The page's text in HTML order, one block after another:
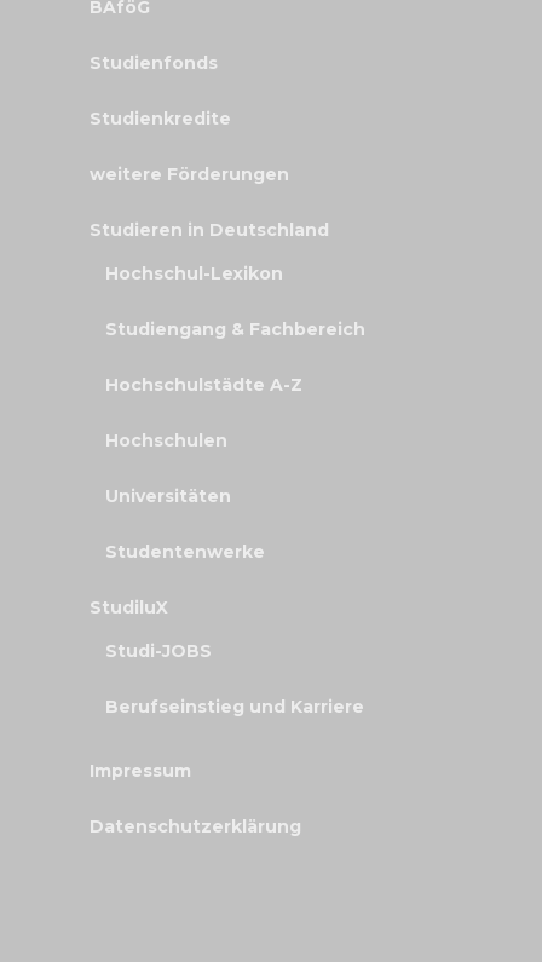
BAföG
Studienfonds
Studienkredite
weitere Förderungen
Studieren in Deutschland
Hochschul-Lexikon
Studiengang & Fachbereich
Hochschulstädte A-Z
Hochschulen
Universitäten
Studentenwerke
StudiluX
Studi-JOBS
Berufseinstieg und Karriere
Impressum
Datenschutzerklärung